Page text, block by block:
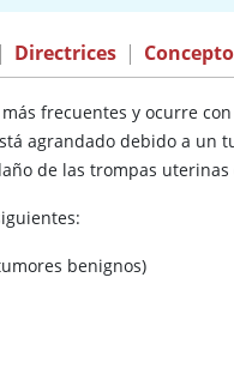
| Directrices |
frecuentes y ocurre
agrandado debido a un
de las trompas uterinas
benignos)